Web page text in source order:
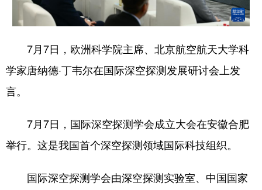
7月7日，欧洲科学院主席、北京航空航天大学科
学家唐纳德·丁韦尔在国际深空探测发展研讨会上发
言。
7月7日，国际深空探测学会成立大会在安徽合肥
举行。这是我国首个深空探测领域国际科技组织。
国际深空探测学会由深空探测实验室、中国国家